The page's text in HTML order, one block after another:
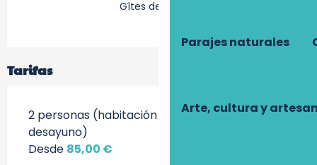
Parajes naturales
Arte, cultura y
Gîtes de France
Tarifas
2 personas (habitación en hostería +
desayuno)
Desde 85,00 €